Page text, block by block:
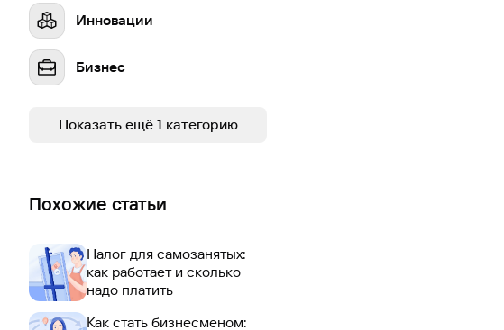
Инновации
Бизнес
Показать ещё 1 категорию
Похожие статьи
Налог для самозанятых:
как работает и сколько
надо платить
Как стать бизнесменом: